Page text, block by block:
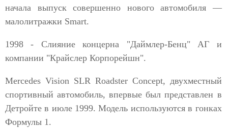
начала выпуск совершенно нового автомобиля —
малолитражки Smart.
1998 - Слияние концерна "Даймлер-Бенц" АГ и
компании "Крайслер Корпорейшн".
Mercedes Vision SLR Roadster Concept, двухместный
спортивный автомобиль, впервые был представлен в
Детройте в июле 1999. Модель используются в гонках
Формулы 1.